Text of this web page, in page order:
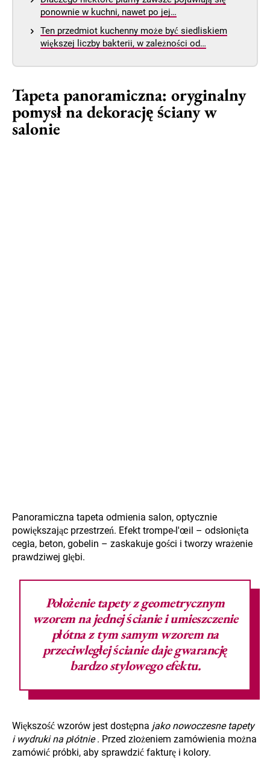
ponownie w kuchni, nawet po jej…
Ten przedmiot kuchenny może być siedliskiem
większej liczby bakterii, w zależności od…
Tapeta panoramiczna: oryginalny
pomysł na dekorację ściany w
salonie
Panoramiczna tapeta odmienia salon, optycznie
powiększając przestrzeń. Efekt trompe-l'œil – odsłonięta
cegła, beton, gobelin – zaskakuje gości i tworzy wrażenie
prawdziwej głębi.
Położenietapety z geometrycznym
wzorem na jednej ścianiei umieszczenie
płótna z tym samym wzorem na
przeciwległej ścianie daje gwarancję
bardzo stylowego efektu.
Większość wzorów jest dostępna jako nowoczesne tapety
i wydruki na płótnie. Przed złożeniem zamówienia można
zamówić próbki, aby sprawdzić fakturę i kolory.